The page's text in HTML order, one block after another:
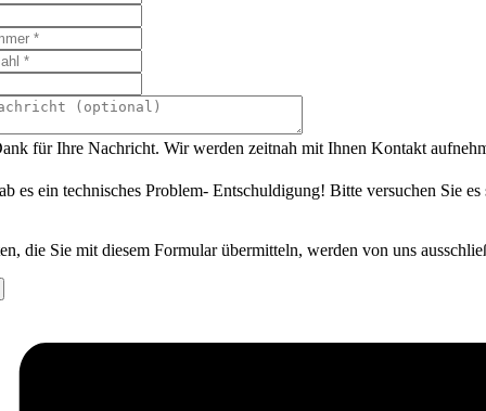
für Ihre Nachricht. Wir werden zeitnah mit Ihnen Kontakt
es ein technisches Problem- Entschuldigung! Bitte versuchen Sie
die Sie mit diesem Formular übermitteln, werden von uns